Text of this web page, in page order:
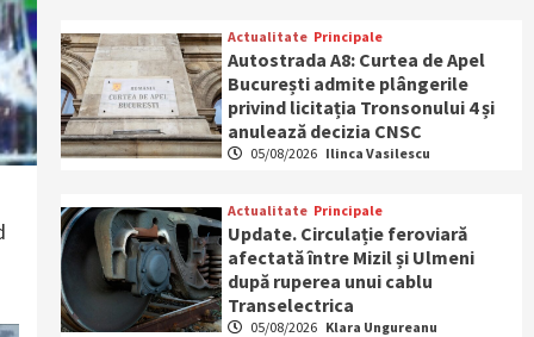
Actualitate Principale
Autostrada A8: Curtea de Apel
București admite plângerile
privind licitația Tronsonului 4 și
anulează decizia CNSC
05/08/2026 Ilinca Vasilescu
Actualitate Principale
Update. Circulație feroviară
afectată între Mizil și Ulmeni
după ruperea unui cablu
Transelectrica
05/08/2026 Klara Ungureanu